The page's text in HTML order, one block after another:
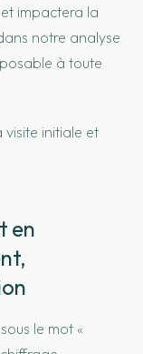
impactera la
notre analyse
à toute
visite initiale et
en
le mot «